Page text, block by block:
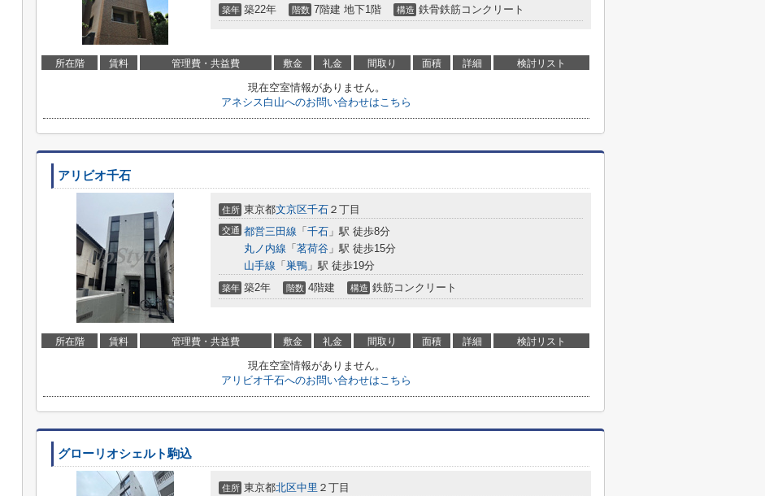
築年 築22年 階数 7階建 地下1階 構造 鉄骨鉄筋コンクリート
所在階 賃料 管理費・共益費 敷金 礼金 間取り 面積 詳細 検討リスト
現在空室情報がありません。
アネシス白山へのお問い合わせはこちら
アリビオ千石
住所 東京都文京区千石 ２丁目
交通 都営三田線 「 千石 」駅 徒歩8分
丸ノ内線 「 茗荷谷 」駅 徒歩15分
山手線 「 巣鴨 」駅 徒歩19分
築年 築2年 階数 4階建 構造 鉄筋コンクリート
所在階 賃料 管理費・共益費 敷金 礼金 間取り 面積 詳細 検討リスト
現在空室情報がありません。
アリビオ千石へのお問い合わせはこちら
グローリオシェルト駒込
住所 東京都北区中里 ２丁目